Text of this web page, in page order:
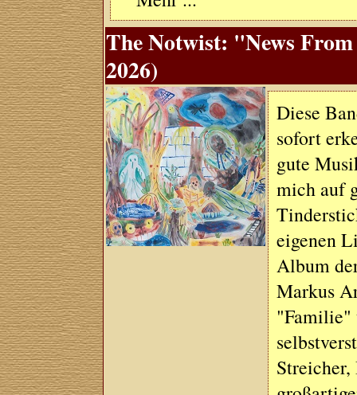
The Notwist: "News
2026)
Diese
sofort
gute
mich auf
eigenen
Album
Markus
"Familie"